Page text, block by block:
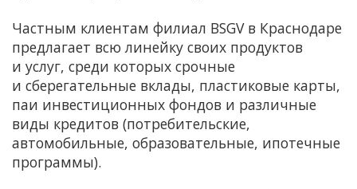
Частным клиентам филиал BSGV в Краснодаре
предлагает всю линейку своих продуктов
и услуг, среди которых срочные
и сберегательные вклады, пластиковые карты,
паи инвестиционных фондов и различные
виды кредитов (потребительские,
автомобильные, образовательные, ипотечные
программы).